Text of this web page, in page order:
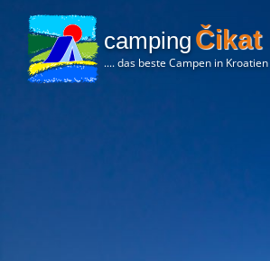
camping Čikat
.... das beste Campen in Kroatien